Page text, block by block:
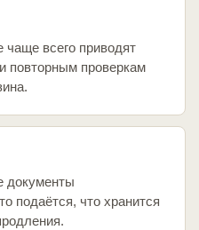
всего приводят
повторным проверкам
документы
подаётся, что хранится